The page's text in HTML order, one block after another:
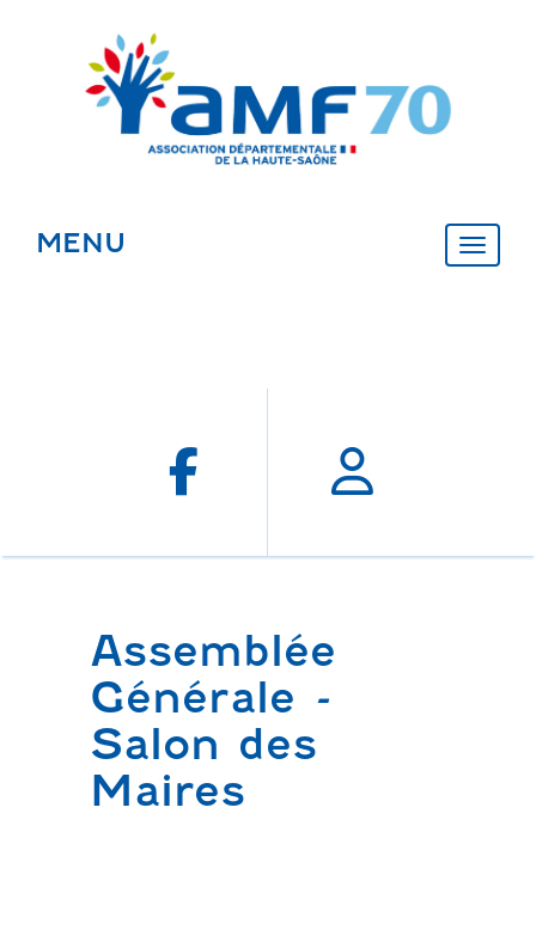
MENU
MENU
Assemblée
Générale -
Salon des
Maires